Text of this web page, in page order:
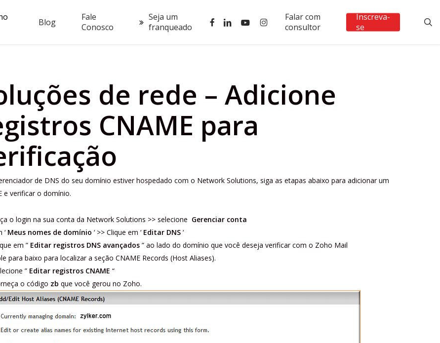
Blog
Fale
Conosco
Seja um
franqueado
Falar com
consultor
Inscreva-
se
facebooklinkedinyoutubeinstagram
de rede – Adicione
CNAME para
de DNS do seu domínio estiver hospedado com o Network Solutions, siga as etapas abaixo para adicionar um
e verificar o domínio.
o login na sua conta da Network Solutions >> selecione Gerenciar conta
‘ Meus nomes de domínio ‘ >> Clique em ‘ Editar DNS‘
em ” Editar registros DNS avançados” ao lado do domínio que você deseja verificar com o Zoho Mail
para baixo para localizar a seção CNAME Records (Host Aliases).
” Editar registros CNAME “
o código zb que você gerou no Zoho.